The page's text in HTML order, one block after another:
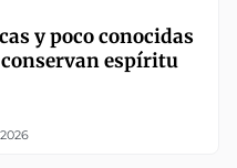
y poco conocidas
espíritu